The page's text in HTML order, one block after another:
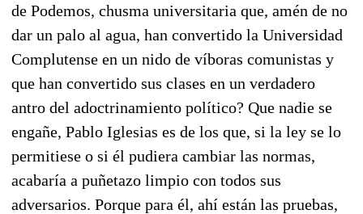
de Podemos, chusma universitaria que, amén de no
dar un palo al agua, han convertido la Universidad
Complutense en un nido de víboras comunistas y
que han convertido sus clases en un verdadero
antro del adoctrinamiento político? Que nadie se
engañe, Pablo Iglesias es de los que, si la ley se lo
permitiese o si él pudiera cambiar las normas,
acabaría a puñetazo limpio con todos sus
adversarios. Porque para él, ahí están las pruebas,